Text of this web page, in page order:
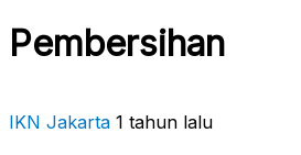
Pembersihan
IKN Jakarta 1 tahun lalu